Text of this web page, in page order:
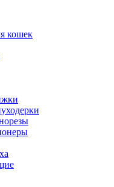
кошек